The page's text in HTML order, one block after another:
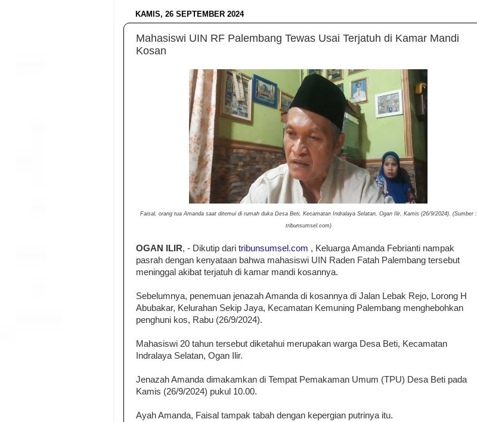
KAMIS, 26 SEPTEMBER 2024
Mahasiswi UIN RF Palembang Tewas Usai Terjatuh di Kamar Mandi
Kosan
Faisal, orang tua Amanda saat ditemui di rumah duka Desa Beti, Kecamatan Indralaya Selatan, Ogan Ilir, Kamis (26/9/2024). (Sumber :
tribunsumsel.com)
OGAN ILIR, - Dikutip dari tribunsumsel.com , Keluarga Amanda Febrianti nampak
pasrah dengan kenyataan bahwa mahasiswi UIN Raden Fatah Palembang tersebut
meninggal akibat terjatuh di kamar mandi kosannya.
Sebelumnya, penemuan jenazah Amanda di kosannya di Jalan Lebak Rejo, Lorong H
Abubakar, Kelurahan Sekip Jaya, Kecamatan Kemuning Palembang menghebohkan
penghuni kos, Rabu (26/9/2024).
Mahasiswi 20 tahun tersebut diketahui merupakan warga Desa Beti, Kecamatan
Indralaya Selatan, Ogan Ilir.
Jenazah Amanda dimakamkan di Tempat Pemakaman Umum (TPU) Desa Beti pada
Kamis (26/9/2024) pukul 10.00.
Ayah Amanda, Faisal tampak tabah dengan kepergian putrinya itu.